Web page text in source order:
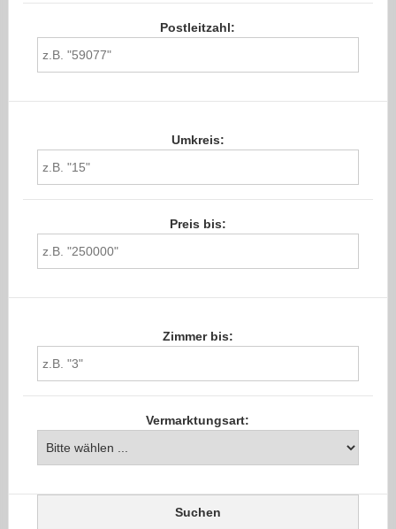
Postleitzahl:
Umkreis:
Preis bis:
Zimmer bis:
Vermarktungsart: